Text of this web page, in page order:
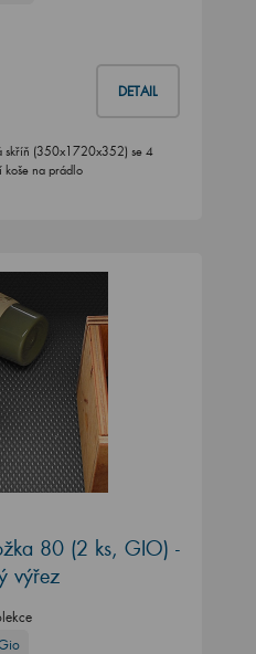
DETAIL
skříň (350x1720x352) se 4
koše na prádlo
80 (2 ks, GIO) -
výřez